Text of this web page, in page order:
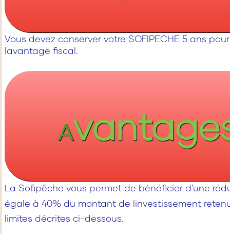
Vous devez conserver votre SOFIPECHE 5 ans
lavantage fiscal.
A
La Sofipêche vous permet de bénéficier d'une
égale à 40% du montant de linvestissement
limites décrites ci-dessous.